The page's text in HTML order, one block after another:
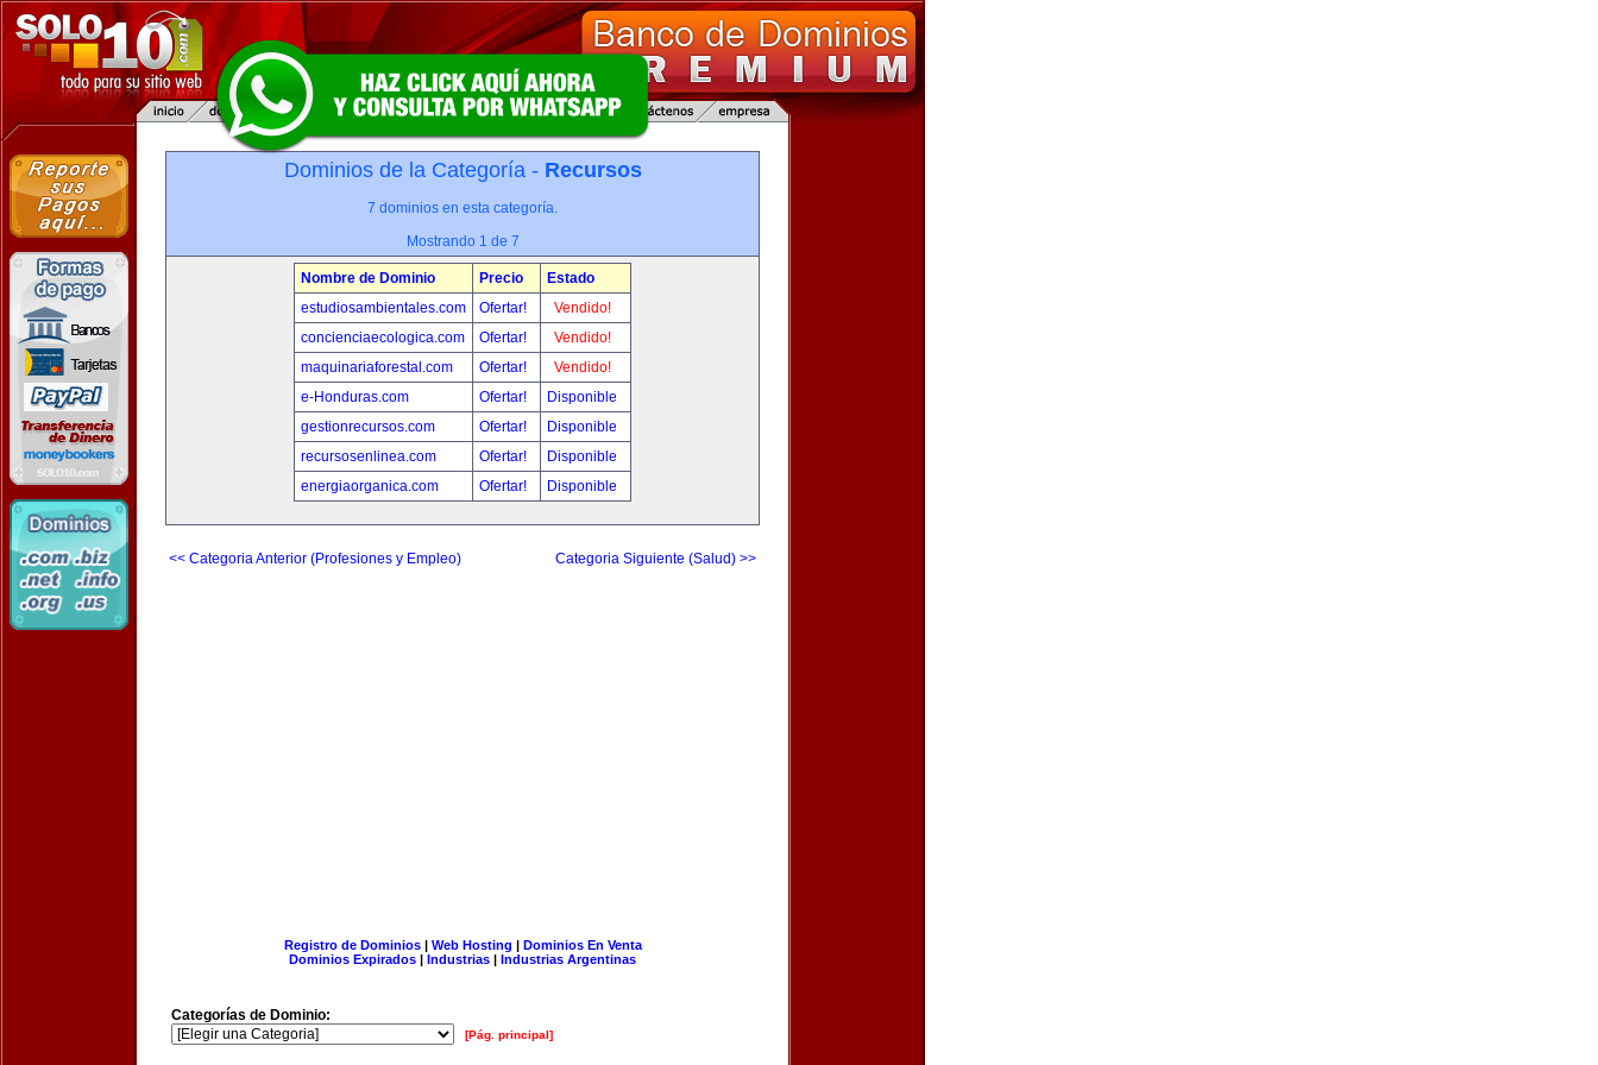
Dominios de la Categoría - Recursos
7 dominios en esta categoría.
Mostrando 1 de 7
Nombre de Dominio Precio
Estado
estudiosambientales.com
Ofertar!
Vendido!
concienciaecologica.com
Ofertar!
Vendido!
maquinariaforestal.com
Ofertar!
Vendido!
e-Honduras.com
Ofertar!
Disponible
gestionrecursos.com
Ofertar!
Disponible
recursosenlinea.com
Ofertar!
Disponible
energiaorganica.com
Ofertar! Disponible
<< Categoria Anterior (Profesiones y Empleo) Categoria Siguiente (Salud) >>
Registro de Dominios| Web Hosting | Dominios En Venta
Dominios Expirados | Industrias | Industrias Argentinas
Categorías de Dominio:
[Pág. principal]